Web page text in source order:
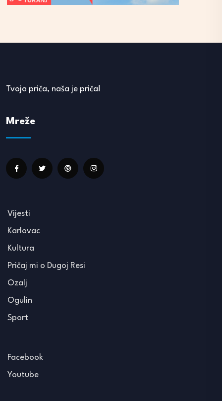
Tvoja priča, naša je priča!
Mreže
Vijesti
Karlovac
Kultura
Pričaj mi o Dugoj Resi
Ozalj
Ogulin
Sport
Facebook
Youtube